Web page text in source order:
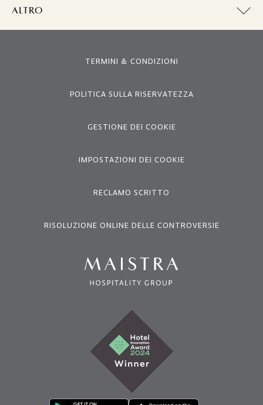
ALTRO
TERMINI & CONDIZIONI
POLITICA SULLA RISERVATEZZA
GESTIONE DEI COOKIE
IMPOSTAZIONI DEI COOKIE
RECLAMO SCRITTO
RISOLUZIONE ONLINE DELLE CONTROVERSIE